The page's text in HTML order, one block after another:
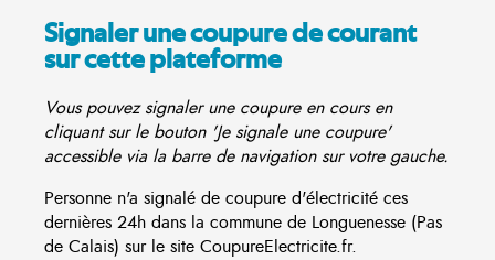
Signaler une coupure de courant
sur cette plateforme
Vous pouvez signaler une coupure en cours en
cliquant sur le bouton 'Je signale une coupure'
accessible via la barre de navigation sur votre gauche.
Personne n'a signalé de coupure d'électricité ces
dernières 24h dans la commune de Longuenesse (Pas
de Calais) sur le site CoupureElectricite.fr.